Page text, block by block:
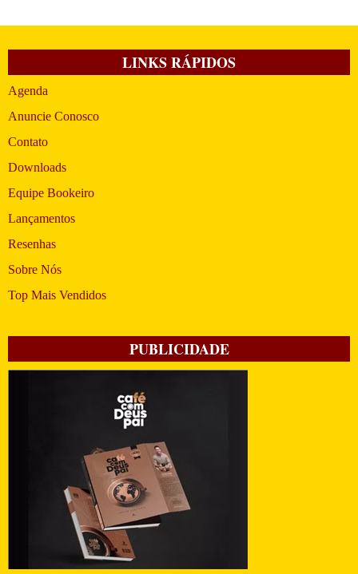
LINKS RÁPIDOS
Agenda
Anuncie Conosco
Contato
Downloads
Equipe Bookeiro
Lançamentos
Resenhas
Sobre Nós
Top Mais Vendidos
PUBLICIDADE